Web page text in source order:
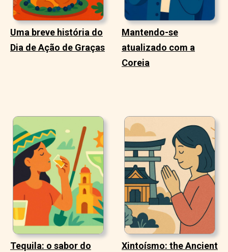
Uma breve história do
Dia de Ação de Graças
Mantendo-se
atualizado com a
Coreia
Tequila: o sabor do
Xintoísmo: the Ancient